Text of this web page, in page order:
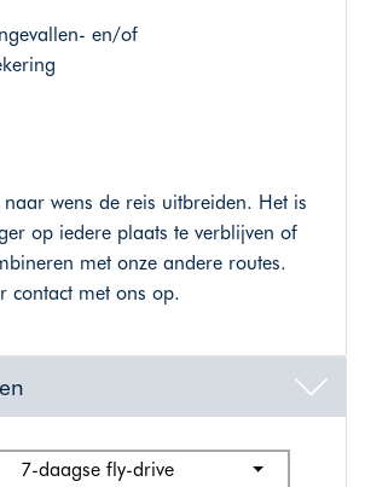
en/of
wens de reis uitbreiden. Het is
op iedere plaats te verblijven of
met onze andere routes.
contact met ons op.
7-daagse fly-drive